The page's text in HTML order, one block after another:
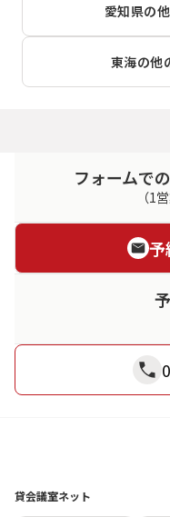
愛知県の
東海の他
フォームで
（1
予
貸会議室ネット